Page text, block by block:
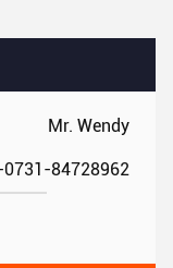
Mr. Wendy
84728962